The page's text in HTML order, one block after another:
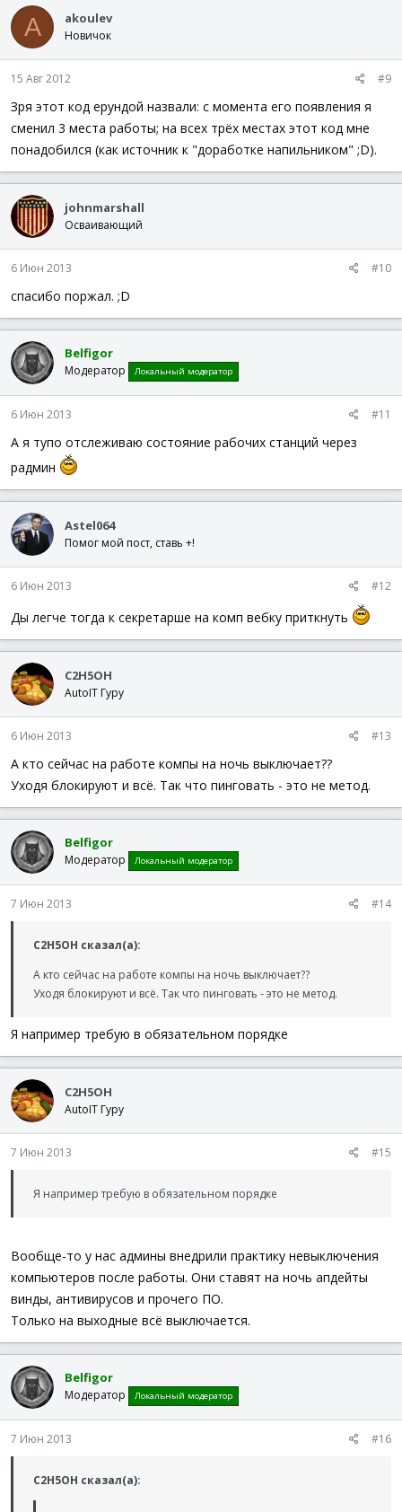
A akoulev
Новичок
15 Авг 2012 #9
Зря этот код ерундой назвали: с момента его появления я
сменил 3 места работы; на всех трёх местах этот код мне
понадобился (как источник к "доработке напильником" ;D).
johnmarshall
Осваивающий
6 Июн 2013 #10
спасибо поржал. ;D
Belfigor
Модератор Локальный модератор
6 Июн 2013 #11
А я тупо отслеживаю состояние рабочих станций через
радмин
Astel064
Помог мой пост, ставь +!
6 Июн 2013 #12
Ды легче тогда к секретарше на комп вебку приткнуть
C2H5OH
AutoIT Гуру
6 Июн 2013 #13
А кто сейчас на работе компы на ночь выключает??
Уходя блокируют и всё. Так что пинговать - это не метод.
Belfigor
Модератор Локальный модератор
7 Июн 2013 #14
C2H5OH сказал(а):
А кто сейчас на работе компы на ночь выключает??
Уходя блокируют и всё. Так что пинговать - это не метод.
Я например требую в обязательном порядке
C2H5OH
AutoIT Гуру
7 Июн 2013 #15
Я например требую в обязательном порядке
Вообще-то у нас админы внедрили практику невыключения
компьютеров после работы. Они ставят на ночь апдейты
винды, антивирусов и прочего ПО.
Только на выходные всё выключается.
Belfigor
Модератор Локальный модератор
7 Июн 2013 #16
C2H5OH сказал(а):